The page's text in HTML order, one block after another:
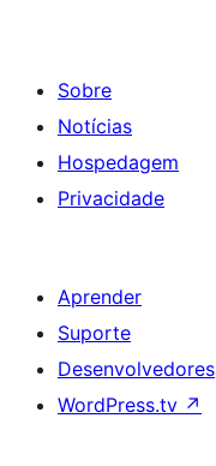
Sobre
Notícias
Hospedagem
Privacidade
Aprender
Suporte
Desenvolvedores
WordPress.tv ↗